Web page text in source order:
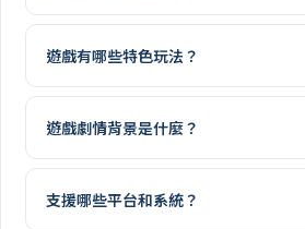
遊戲有哪些特色玩法？
遊戲劇情背景是什麼？
支援哪些平台和系統？